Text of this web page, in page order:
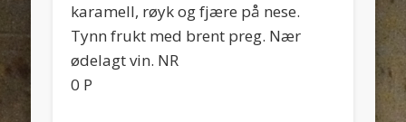
karamell, røyk og fjære på nese.
Tynn frukt med brent preg. Nær
ødelagt vin. NR
0 P